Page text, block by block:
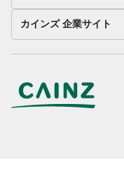
カインズ 企業サイト